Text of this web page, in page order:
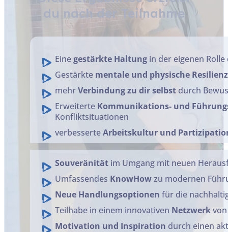
du nach der Teilnahme
Einegestärkte Haltung in der eigenen
Gestärkte mentale und physische Resilienz
mehrVerbindung zu dir selbst durch
Erweiterte Kommunikations- und
Konfliktsituationen
verbesserteArbeitskultur und
Souveränität im Umgang mit neuen
Umfassendes KnowHowzu modernen
Neue Handlungsoptionen für die
Teilhabe in einem innovativen Netzwerk
Motivation und Inspiration durch einen